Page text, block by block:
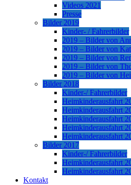
Videos 2021
Presse
Bilder 2019
Kinder- / Fahrerbilder
2019 – Bilder von
2019 – Bilder von
2019 – Bilder von
2019 – Bilder von
2019 – Bilder von
Bilder 2018
Kinder-/ Fahrerbilder
Heimkinderausfahrt
Heimkinderausfahrt
Heimkinderausfahrt
Heimkinderausfahrt
Heimkinderausfahrt
Bilder 2017
Kinder-/ Fahrerbilder
Heimkinderausfahrt
Heimkinderausfahrt
Kontakt